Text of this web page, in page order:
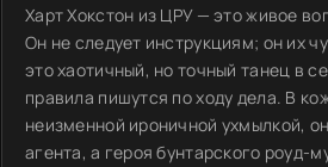
Харт Хокстон из ЦРУ — это живое
Он не следует инструкциям; он их
это хаотичный, но точный танец в
правила пишутся по ходу дела. В
неизменной ироничной ухмылкой,
агента, а героя бунтарского роуд-